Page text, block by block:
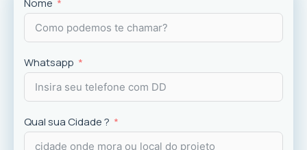
experiência dos usuários.
Nome
Whatsapp
Qual sua Cidade ?